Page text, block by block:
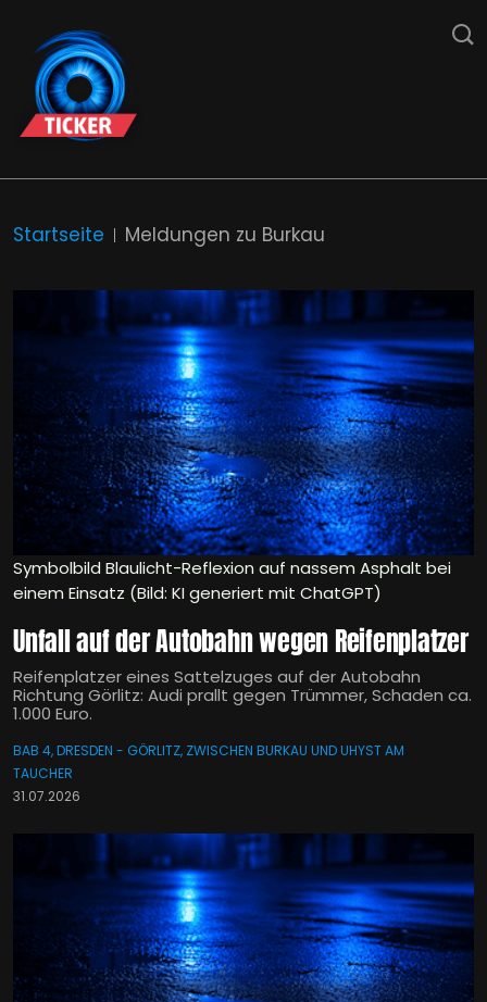
Startseite Meldungen zu Burkau
Symbolbild Blaulicht-Reflexion auf nassem Asphalt bei
einem Einsatz (Bild: KI generiert mit ChatGPT)
Unfall auf der Autobahn wegen Reifenplatzer
Reifenplatzer eines Sattelzuges auf der Autobahn
Richtung Görlitz: Audi prallt gegen Trümmer, Schaden ca.
1.000 Euro.
BAB 4, DRESDEN - GÖRLITZ, ZWISCHEN BURKAU UND UHYST AM
TAUCHER
31.07.2026